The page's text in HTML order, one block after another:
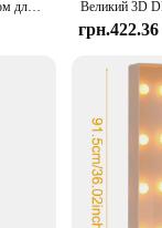
Гігантська прикраса з бантом для вікон і стін весільного магазину, фонове оформлення стін ручної роботи для вечірок своїми руками для додавання атмосфери
грн.422.36